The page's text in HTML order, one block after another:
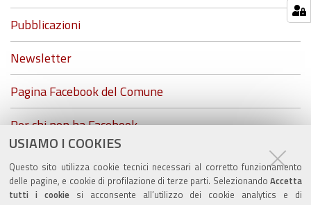
USIAMO I COOKIES
Questo sito utilizza cookie tecnici necessari al corretto funzionamento
delle pagine, e cookie di profilazione di terze parti. Selezionando Accetta
tutti i cookiesi acconsente all’utilizzo dei cookie analytics e di
Pubblicazioni
Newsletter
Pagina Facebook del Comune
Per chi non ha Facebook...
ZolaGram - il canale Telegram del Comune di Zola
Predosa